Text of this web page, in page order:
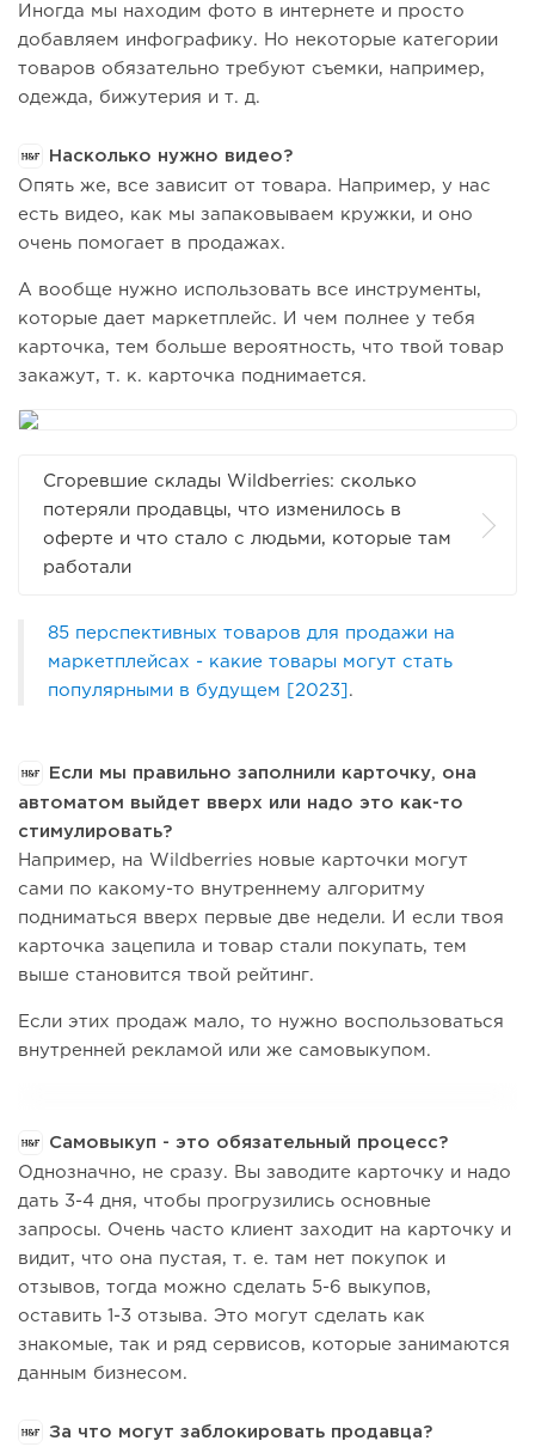
Иногда мы находим фото в интернете и просто
добавляем инфографику. Но некоторые категории
товаров обязательно требуют съемки, например,
одежда, бижутерия и т. д.
Насколько нужно видео?
Опять же, все зависит от товара. Например, у нас
есть видео, как мы запаковываем кружки, и оно
очень помогает в продажах.
А вообще нужно использовать все инструменты,
которые дает маркетплейс. И чем полнее у тебя
карточка, тем больше вероятность, что твой товар
закажут, т. к. карточка поднимается.
Сгоревшие склады Wildberries: сколько
потеряли продавцы, что изменилось в
оферте и что стало с людьми, которые там
работали
85 перспективных товаров для продажи на
маркетплейсах - какие товары могут стать
популярными в будущем [2023] .
Если мы правильно заполнили карточку, она
автоматом выйдет вверх или надо это как-то
стимулировать?
Например, на Wildberries новые карточки могут
сами по какому-то внутреннему алгоритму
подниматься вверх первые две недели. И если твоя
карточка зацепила и товар стали покупать, тем
выше становится твой рейтинг.
Если этих продаж мало, то нужно воспользоваться
внутренней рекламой или же самовыкупом.
Самовыкуп - это обязательный процесс?
Однозначно, не сразу. Вы заводите карточку и надо
дать 3-4 дня, чтобы прогрузились основные
запросы. Очень часто клиент заходит на карточку и
видит, что она пустая, т. е. там нет покупок и
отзывов, тогда можно сделать 5-6 выкупов,
оставить 1-3 отзыва. Это могут сделать как
знакомые, так и ряд сервисов, которые занимаются
данным бизнесом.
За что могут заблокировать продавца?